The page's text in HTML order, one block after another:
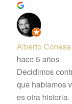
Alberto
hace 5 años
Decidimos
que habíamos
es otra historia.